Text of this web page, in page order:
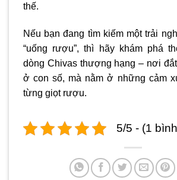
thế.
Nếu bạn đang tìm kiếm một trải
“uống rượu”, thì hãy khám phá
dòng Chivas thượng hạng – nơi
ở con số, mà nằm ở những cảm
từng giọt rượu.
5/5 - (1